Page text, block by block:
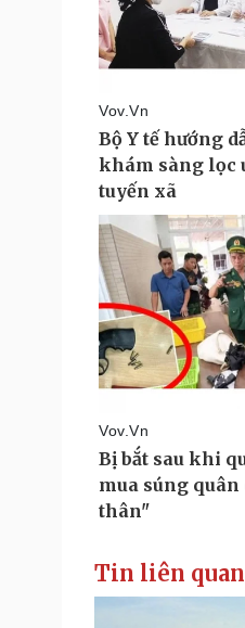
Tin liên quan